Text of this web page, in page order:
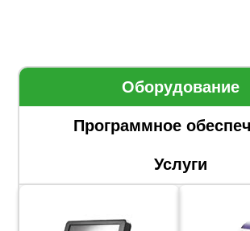
Оборудование
Программное
Услуги